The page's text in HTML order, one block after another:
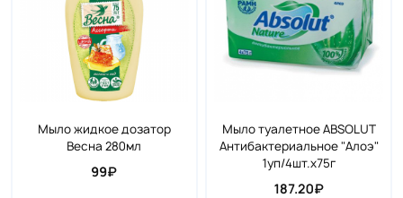
Мыло жидкое дозатор
Весна 280мл
99₽
Мыло туалетное ABSOLUT
Антибактериальное "Алоэ"
1уп/4шт.х75г
187.20₽